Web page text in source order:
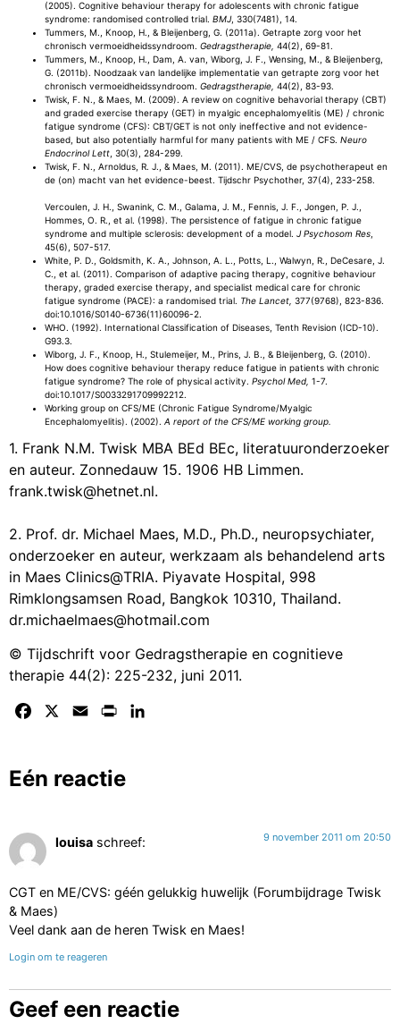
(2005). Cognitive behaviour therapy for adolescents with chronic fatigue
syndrome: randomised controlled trial. BMJ, 330(7481), 14.
Tummers, M., Knoop, H., & Bleijenberg, G. (2011a). Getrapte zorg voor het
chronisch vermoeidheidssyndroom. Gedragstherapie, 44(2), 69-81.
Tummers, M., Knoop, H., Dam, A. van, Wiborg, J. F., Wensing, M., & Bleijenberg,
G. (2011b). Noodzaak van landelijke implementatie van getrapte zorg voor het
chronisch vermoeidheidssyndroom. Gedragstherapie, 44(2), 83-93.
Twisk, F. N., & Maes, M. (2009). A review on cognitive behavorial therapy (CBT)
and graded exercise therapy (GET) in myalgic encephalomyelitis (ME) / chronic
fatigue syndrome (CFS): CBT/GET is not only ineffective and not evidence-
based, but also potentially harmful for many patients with ME / CFS. Neuro
Endocrinol Lett , 30(3), 284-299.
Twisk, F. N., Arnoldus, R. J., & Maes, M. (2011). ME/CVS, de psychotherapeut en
de (on) macht van het evidence-beest. Tijdschr Psychother, 37(4), 233-258.
Vercoulen, J. H., Swanink, C. M., Galama, J. M., Fennis, J. F., Jongen, P. J.,
Hommes, O. R., et al. (1998). The persistence of fatigue in chronic fatigue
syndrome and multiple sclerosis: development of a model. J Psychosom Res
45(6), 507-517.
White, P. D., Goldsmith, K. A., Johnson, A. L., Potts, L., Walwyn, R., DeCesare, J.
C., et al. (2011). Comparison of adaptive pacing therapy, cognitive behaviour
therapy, graded exercise therapy, and specialist medical care for chronic
fatigue syndrome (PACE): a randomised trial. The Lancet, 377(9768), 823-836.
doi:10.1016/S0140-6736(11)60096-2.
WHO. (1992). International Classification of Diseases, Tenth Revision (ICD-10).
G93.3.
Wiborg, J. F., Knoop, H., Stulemeijer, M., Prins, J. B., & Bleijenberg, G. (2010).
How does cognitive behaviour therapy reduce fatigue in patients with chronic
fatigue syndrome? The role of physical activity. Psychol Med, 1-7.
doi:10.1017/S0033291709992212.
Working group on CFS/ME (Chronic Fatigue Syndrome/Myalgic
Encephalomyelitis). (2002). A report of the CFS/ME working group.
1. Frank N.M. Twisk MBA BEd BEc, literatuuronderzoeker
en auteur. Zonnedauw 15. 1906 HB Limmen.
frank.twisk@hetnet.nl.
2. Prof. dr. Michael Maes, M.D., Ph.D., neuropsychiater,
onderzoeker en auteur, werkzaam als behandelend arts
in Maes Clinics@TRIA. Piyavate Hospital, 998
Rimklongsamsen Road, Bangkok 10310, Thailand.
dr.michaelmaes@hotmail.com
© Tijdschrift voor Gedragstherapie en cognitieve
therapie 44(2): 225-232, juni 2011.
Facebook Email Print
Eén reactie
louisa schreef: 9 november 2011 om 20:50
CGT en ME/CVS: géén gelukkig huwelijk (Forumbijdrage Twisk
& Maes)
Veel dank aan de heren Twisk en Maes!
Login om te reageren
Geef een reactie